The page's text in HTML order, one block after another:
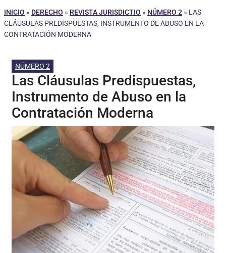
INICIO » DERECHO » REVISTA JURISDICTIO » NÚMERO 2 » LAS
CLÁUSULAS PREDISPUESTAS, INSTRUMENTO DE ABUSO EN LA
CONTRATACIÓN MODERNA
NÚMERO 2
Las Cláusulas Predispuestas,
Instrumento de Abuso en la
Contratación Moderna